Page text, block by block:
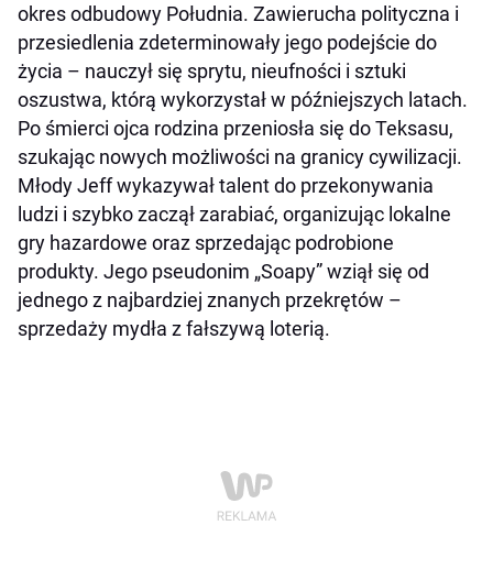
okres odbudowy Południa. Zawierucha polityczna i
przesiedlenia zdeterminowały jego podejście do
życia – nauczył się sprytu, nieufności i sztuki
oszustwa, którą wykorzystał w późniejszych latach.
Po śmierci ojca rodzina przeniosła się do Teksasu,
szukając nowych możliwości na granicy cywilizacji.
Młody Jeff wykazywał talent do przekonywania
ludzi i szybko zaczął zarabiać, organizując lokalne
gry hazardowe oraz sprzedając podrobione
produkty. Jego pseudonim „Soapy” wziął się od
jednego z najbardziej znanych przekrętów –
sprzedaży mydła z fałszywą loterią.